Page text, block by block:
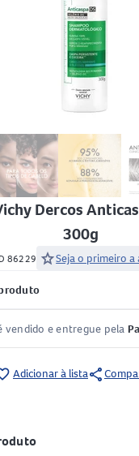
Dercos
300g
86229 starSeja o primeiro a
vendido e entregue pela
Adicionar à listashare